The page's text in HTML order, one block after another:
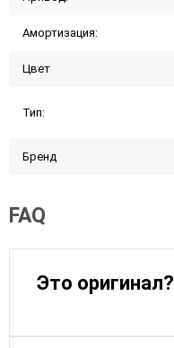
Амортизация:
Цвет
Тип:
Бренд
FAQ
Это оригинал?